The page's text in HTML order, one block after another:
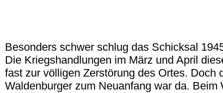
Besonders schwer schlug das Schicksal
Die Kriegshandlungen im März und April
fast zur völligen Zerstörung des Ortes. Doch
Waldenburger zum Neuanfang war da. Beim